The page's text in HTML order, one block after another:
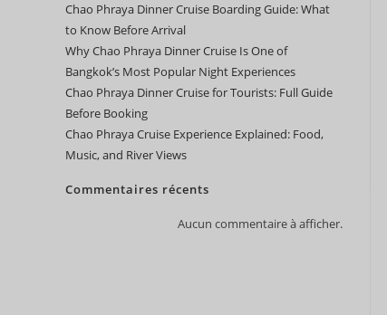
Chao Phraya Dinner Cruise Boarding Guide: What
to Know Before Arrival
Why Chao Phraya Dinner Cruise Is One of
Bangkok’s Most Popular Night Experiences
Chao Phraya Dinner Cruise for Tourists: Full Guide
Before Booking
Chao Phraya Cruise Experience Explained: Food,
Music, and River Views
Commentaires récents
Aucun commentaire à afficher.